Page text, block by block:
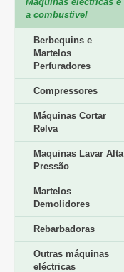
a combustível
Berbequins e
Martelos
Perfuradores
Compressores
Máquinas Cortar
Relva
Maquinas Lavar Alta
Pressão
Martelos
Demolidores
Rebarbadoras
Outras máquinas
eléctricas